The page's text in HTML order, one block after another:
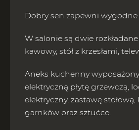
Dobry sen zapewni wygodne
W salonie są dwie
kawowy, stół z krzesłami,
Aneks kuchenny
elektryczną płytę grzewczą,
elektryczny, zastawę
garnków oraz sztućce.